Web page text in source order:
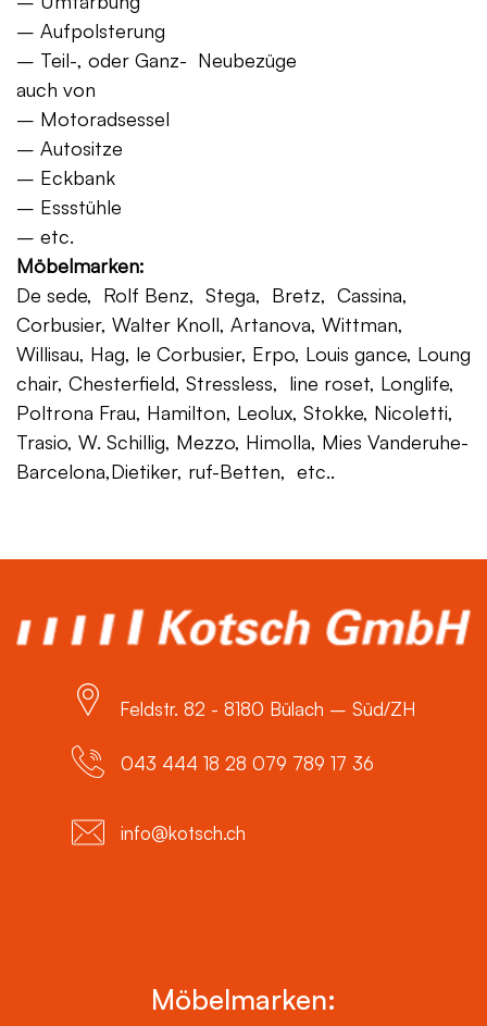
– Aufpolsterung
– Teil-, oder Ganz- Neubezüge
auch von
– Motoradsessel
– Autositze
– Eckbank
– Essstühle
– etc.
Möbelmarken:
De sede, Rolf Benz, Stega, Bretz, Cassina,
Corbusier, Walter Knoll, Artanova, Wittman,
Willisau, Hag, le Corbusier, Erpo, Louis gance, Loung
chair, Chesterfield, Stressless, line roset, Longlife,
Poltrona Frau, Hamilton, Leolux, Stokke, Nicoletti,
Trasio, W. Schillig, Mezzo, Himolla, Mies Vanderuhe-
Barcelona,Dietiker, ruf-Betten, etc..
Feldstr. 82 - 8180 Bülach – Süd/ZH
043 444 18 28 079 789 17 36
info@kotsch.ch
Möbelmarken: